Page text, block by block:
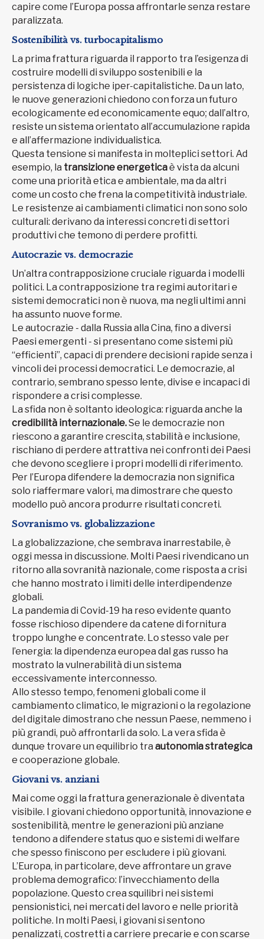
capire come l’Europa possa affrontarle senza restare
paralizzata.
Sostenibilità vs. turbocapitalismo
La prima frattura riguarda il rapporto tra l’esigenza di
costruire modelli di sviluppo sostenibili e la
persistenza di logiche iper-capitalistiche. Da un lato,
le nuove generazioni chiedono con forza un futuro
ecologicamente ed economicamente equo; dall’altro,
resiste un sistema orientato all’accumulazione rapida
e all’affermazione individualistica.
Questa tensione si manifesta in molteplici settori. Ad
esempio, la transizione energeticaè vista da alcuni
come una priorità etica e ambientale, ma da altri
come un costo che frena la competitività industriale.
Le resistenze ai cambiamenti climatici non sono solo
culturali: derivano da interessi concreti di settori
produttivi che temono di perdere profitti.
Autocrazie vs. democrazie
Un’altra contrapposizione cruciale riguarda i modelli
politici. La contrapposizione tra regimi autoritari e
sistemi democratici non è nuova, ma negli ultimi anni
ha assunto nuove forme.
Le autocrazie - dalla Russia alla Cina, fino a diversi
Paesi emergenti - si presentano come sistemi più
“efficienti”, capaci di prendere decisioni rapide senza i
vincoli dei processi democratici. Le democrazie, al
contrario, sembrano spesso lente, divise e incapaci di
rispondere a crisi complesse.
La sfida non è soltanto ideologica: riguarda anche la
credibilità internazionale.Se le democrazie non
riescono a garantire crescita, stabilità e inclusione,
rischiano di perdere attrattiva nei confronti dei Paesi
che devono scegliere i propri modelli di riferimento.
Per l’Europa difendere la democrazia non significa
solo riaffermare valori, ma dimostrare che questo
modello può ancora produrre risultati concreti.
Sovranismo vs. globalizzazione
La globalizzazione, che sembrava inarrestabile, è
oggi messa in discussione. Molti Paesi rivendicano un
ritorno alla sovranità nazionale, come risposta a crisi
che hanno mostrato i limiti delle interdipendenze
globali.
La pandemia di Covid-19 ha reso evidente quanto
fosse rischioso dipendere da catene di fornitura
troppo lunghe e concentrate. Lo stesso vale per
l’energia: la dipendenza europea dal gas russo ha
mostrato la vulnerabilità di un sistema
eccessivamente interconnesso.
Allo stesso tempo, fenomeni globali come il
cambiamento climatico, le migrazioni o la regolazione
del digitale dimostrano che nessun Paese, nemmeno i
più grandi, può affrontarli da solo. La vera sfida è
dunque trovare un equilibrio tra autonomia strategica
e cooperazione globale.
Giovani vs. anziani
Mai come oggi la frattura generazionale è diventata
visibile. I giovani chiedono opportunità, innovazione e
sostenibilità, mentre le generazioni più anziane
tendono a difendere status quo e sistemi di welfare
che spesso finiscono per escludere i più giovani.
L’Europa, in particolare, deve affrontare un grave
problema demografico: l’invecchiamento della
popolazione. Questo crea squilibri nei sistemi
pensionistici, nei mercati del lavoro e nelle priorità
politiche. In molti Paesi, i giovani si sentono
penalizzati, costretti a carriere precarie e con scarse